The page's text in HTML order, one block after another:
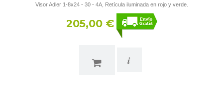
Visor Adler 1-8x24 - 30 - 4A, Retícula iluminada en rojo y verde.
205,00 €
i